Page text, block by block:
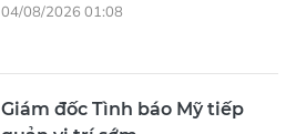
04/08/2026 01:08
Giám đốc Tình báo Mỹ tiếp